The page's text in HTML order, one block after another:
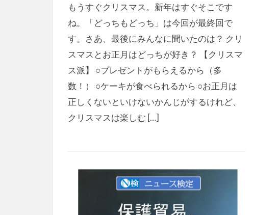
もうすぐクリスマス。新年はすぐそこです
ね。「どっちもどっち」は今回が最終回で
す。さあ、最後にみんなに聞いたのは？ クリ
スマスとお正月はどっちが好き？ 【クリスマ
ス派】 ○プレゼントがもらえるから（多
数！） ○ケーキが食べられるから ○お正月は
正しくないといけないかんじがするけれど、
クリスマスは楽しむ […]